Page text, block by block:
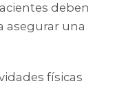
deben
asegurar una
físicas